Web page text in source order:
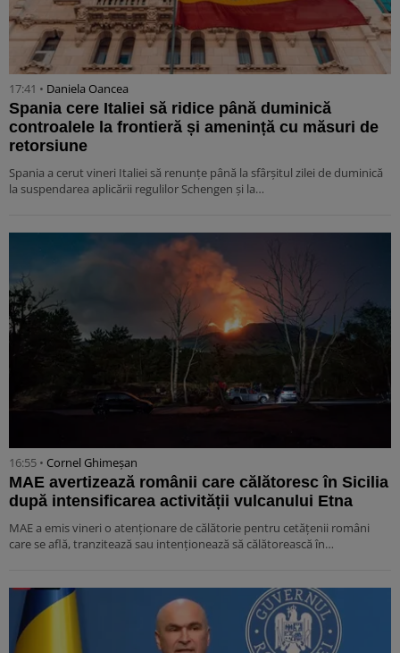
17:41 • Daniela Oancea
Spania cere Italiei să ridice până duminică
controalele la frontieră și amenință cu măsuri de
retorsiune
Spania a cerut vineri Italiei să renunțe până la sfârșitul zilei de duminică
la suspendarea aplicării regulilor Schengen și la…
16:55 • Cornel Ghimeșan
MAE avertizează românii care călătoresc în Sicilia
după intensificarea activității vulcanului Etna
MAE a emis vineri o atenționare de călătorie pentru cetățenii români
care se află, tranzitează sau intenționează să călătorească în…